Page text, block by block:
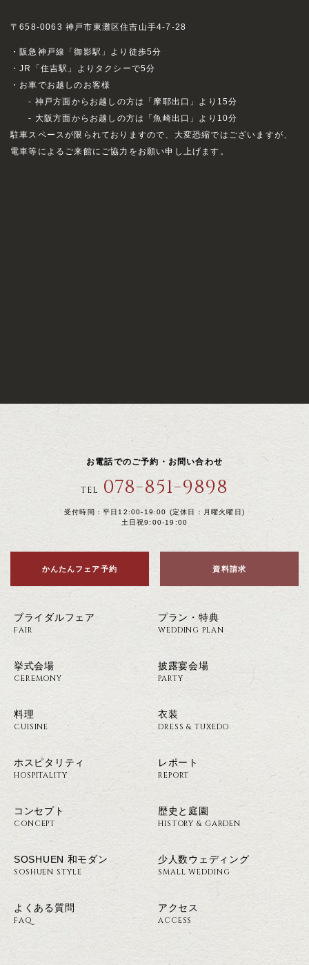
〒658-0063 神戸市東灘区住吉山手4-7-28
・阪急神戸線「御影駅」より徒歩5分
・JR「住吉駅」よりタクシーで5分
・お車でお越しのお客様
- 神戸方面からお越しの方は「摩耶出口」より15分
- 大阪方面からお越しの方は「魚崎出口」より10分
駐車スペースが限られておりますので、大変恐縮ではございますが、
電車等によるご来館にご協力をお願い申し上げます。
お電話でのご予約・お問い合わせ
TEL 078-851-9898
受付時間：平日12:00-19:00 (定休日：月曜火曜日)
土日祝9:00-19:00
かんたんフェア予約 資料請求
ブライダルフェア
FAIR
プラン・特典
WEDDING PLAN
挙式会場
CEREMONY
披露宴会場
PARTY
料理
CUISINE
衣装
DRESS & TUXEDO
ホスピタリティ
HOSPITALITY
レポート
REPORT
コンセプト
CONCEPT
歴史と庭園
HISTORY & GARDEN
SOSHUEN 和モダン
SOSHUEN STYLE
少人数ウェディング
SMALL WEDDING
よくある質問
FAQ
アクセス
ACCESS